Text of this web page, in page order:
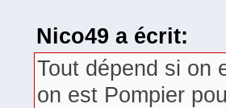
Nico49 a écrit:
Tout dépend si on
on est Pompier